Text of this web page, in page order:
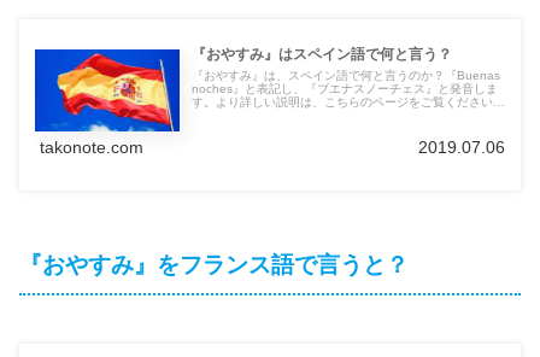
『おやすみ』はスペイン語で何と言う？
『おやすみ』は、スペイン語で何と言うのか？『Buenas
noches』と表記し、『ブエナスノーチェス』と発音しま
す。より詳しい説明は、こちらのページをご覧ください。
takonote.com 2019.07.06
『おやすみ』をフランス語で言うと？